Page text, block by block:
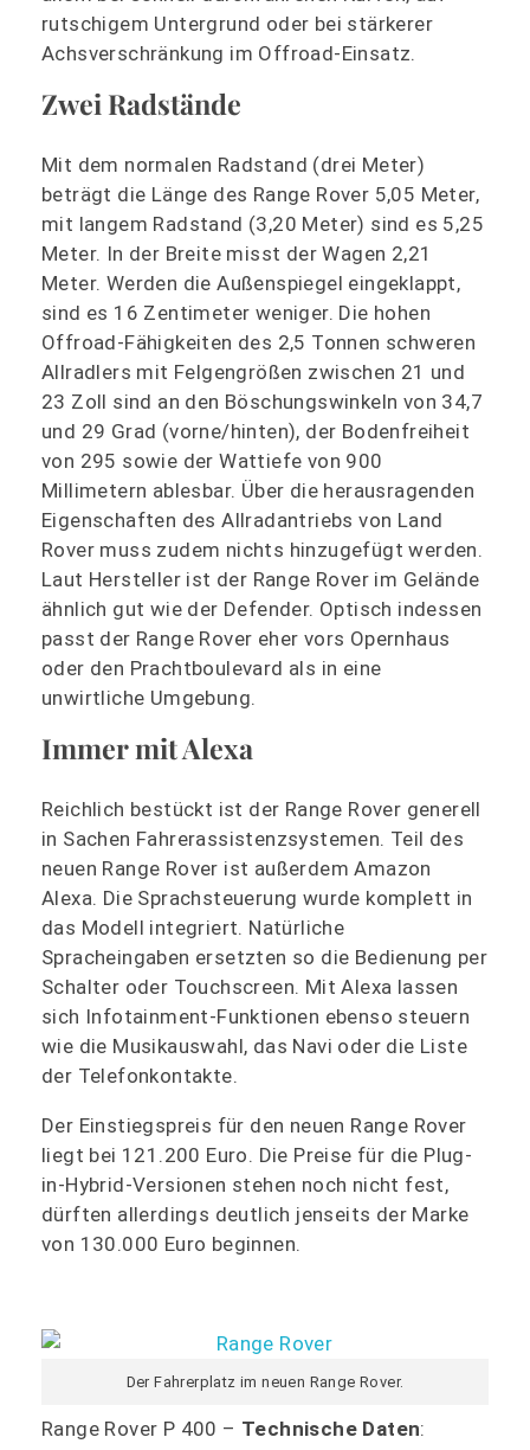
rutschigem Untergrund oder bei stärkerer
Achsverschränkung im Offroad-Einsatz.
Zwei Radstände
Mit dem normalen Radstand (drei Meter)
beträgt die Länge des Range Rover 5,05 Meter,
mit langem Radstand (3,20 Meter) sind es 5,25
Meter. In der Breite misst der Wagen 2,21
Meter. Werden die Außenspiegel eingeklappt,
sind es 16 Zentimeter weniger. Die hohen
Offroad-Fähigkeiten des 2,5 Tonnen schweren
Allradlers mit Felgengrößen zwischen 21 und
23 Zoll sind an den Böschungswinkeln von 34,7
und 29 Grad (vorne/hinten), der Bodenfreiheit
von 295 sowie der Wattiefe von 900
Millimetern ablesbar. Über die herausragenden
Eigenschaften des Allradantriebs von Land
Rover muss zudem nichts hinzugefügt werden.
Laut Hersteller ist der Range Rover im Gelände
ähnlich gut wie der Defender. Optisch indessen
passt der Range Rover eher vors Opernhaus
oder den Prachtboulevard als in eine
unwirtliche Umgebung.
Immer mit Alexa
Reichlich bestückt ist der Range Rover generell
in Sachen Fahrerassistenzsystemen. Teil des
neuen Range Rover ist außerdem Amazon
Alexa. Die Sprachsteuerung wurde komplett in
das Modell integriert. Natürliche
Spracheingaben ersetzten so die Bedienung per
Schalter oder Touchscreen. Mit Alexa lassen
sich Infotainment-Funktionen ebenso steuern
wie die Musikauswahl, das Navi oder die Liste
der Telefonkontakte.
Der Einstiegspreis für den neuen Range Rover
liegt bei 121.200 Euro. Die Preise für die Plug-
in-Hybrid-Versionen stehen noch nicht fest,
dürften allerdings deutlich jenseits der Marke
von 130.000 Euro beginnen.
Der Fahrerplatz im neuen Range Rover.
Range Rover P 400 – Technische Daten: